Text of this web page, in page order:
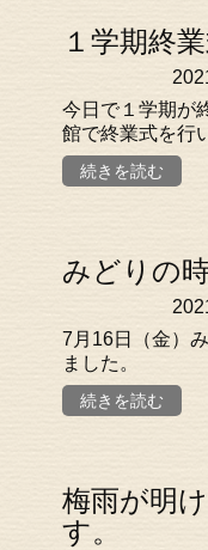
１学期終
今日で１学期が
館で終業式を行
続きを読む
みどりの
7月16日（金）
ました。
続きを読む
梅雨が明
す。